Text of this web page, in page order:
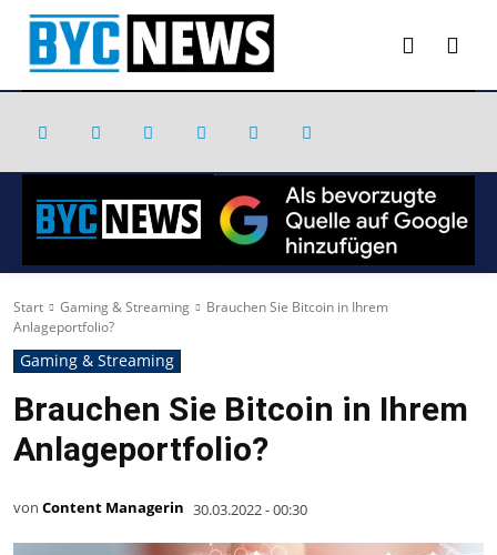
Start Gaming & Streaming
Brauchen Sie Bitcoin in Ihrem
Anlageportfolio?
Gaming & Streaming
Brauchen Sie Bitcoin in Ihrem
Anlageportfolio?
von Content Managerin 30.03.2022 - 00:30